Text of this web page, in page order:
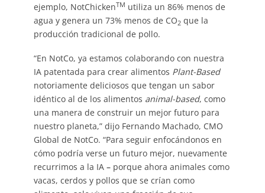
ejemplo, NotChickenTM utiliza un 86% menos de
agua y genera un 73% menos de CO2que la
producción tradicional de pollo.
“En NotCo, ya estamos colaborando con nuestra
IA patentada para crear alimentos Plant-Based
notoriamente deliciosos que tengan un sabor
idéntico al de los alimentos animal-based, como
una manera de construir un mejor futuro para
nuestro planeta,” dijo Fernando Machado, CMO
Global de NotCo. “Para seguir enfocándonos en
cómo podría verse un futuro mejor, nuevamente
recurrimos a la IA –porque ahora animales como
vacas, cerdos y pollos que se crían como